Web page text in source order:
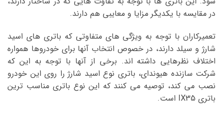
در مقایسه با یکدیگر مزایا و معایبی هم دارند.
تعمیرکاران با توجه به ویژگی های متفاوتی که باتری های اسید
شارژ و سیلد دارند، در خصوص انتخاب آنها برای خودروها همواره
اختلاف نظرهایی داشته اند. برخی از آنها با توجه به این که
شرکت سازنده هیوندای، باتری نوع اسید شارژ را روی این خودرو
نصب می کند، توصیه می کنند که این نوع باتری مناسب ترین
باتری IX35 است.